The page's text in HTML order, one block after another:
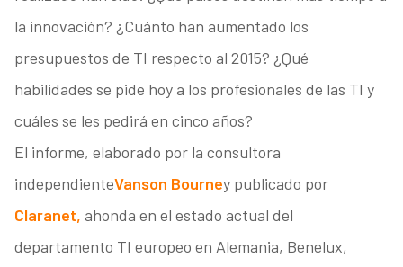
la innovación? ¿Cuánto han aumentado los
presupuestos de TI respecto al 2015? ¿Qué
habilidades se pide hoy a los profesionales de las TI y
cuáles se les pedirá en cinco años?
El informe, elaborado por la consultora
independienteVanson Bourney publicado por
Claranet, ahonda en el estado actual del
departamento TI europeo en Alemania, Benelux,